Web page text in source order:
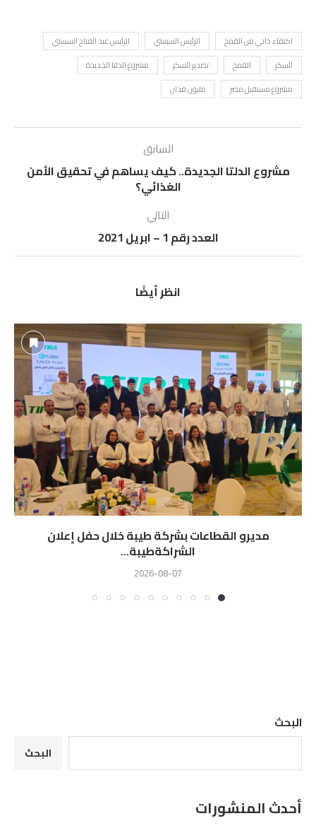
اكتفاء ذاتي من القمح الرئيس السيسي
الرئيس عبد الفتاح السيسي
السكر
القمح تصدير السكر
مشروع الدلتا الجديدة
مشروع مستقبل مصر
مليون فدان
السابق
مشروع الدلتا الجديدة.. كيف يساهم في تحقيق الأمن
الغذائي؟
التالي
العدد رقم 1 – ابريل 2021
انظر أيضًا
مديرو القطاعات بشركة طيبة خلال حفل إعلان
الشراكةطيبة...
2026-08-07
البحث
البحث
أحدث المنشورات